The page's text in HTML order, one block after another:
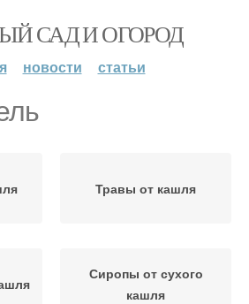
САД И ОГОРОД
новости статьи
Травы от кашля
Сиропы от сухого
кашля